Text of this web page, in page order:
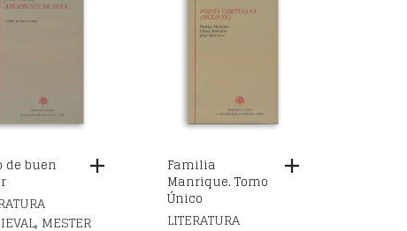
de buen
, MESTER
Familia
Manrique. Tomo
Único
LITERATURA